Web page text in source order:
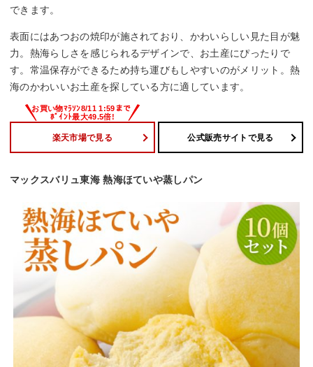
できます。
表面にはあつおの焼印が施されており、かわいらしい見た目が魅
力。熱海らしさを感じられるデザインで、お土産にぴったりで
す。常温保存ができるため持ち運びもしやすいのがメリット。熱
海のかわいいお土産を探している方に適しています。
楽天市場で見る 公式販売サイトで見る
マックスバリュ東海 熱海ほていや蒸しパン